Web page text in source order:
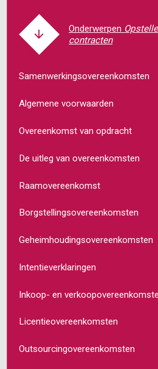
contracten
Samenwerkingsovereenkomsten
Algemene voorwaarden
Overeenkomst van opdracht
De uitleg van overeenkomsten
Raamovereenkomst
Borgstellingsovereenkomsten
Geheimhoudingsovereenkomsten
Intentieverklaringen
Inkoop- en
Licentieovereenkomsten
Outsourcingovereenkomsten